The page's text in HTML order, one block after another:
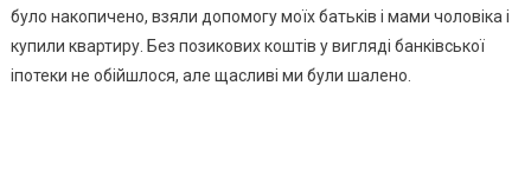
було накопичено, взяли допомогу моїх батьків і мами чоловіка і
купили квартиру. Без позикових коштів у вигляді банківської
іпотеки не обійшлося, але щасливі ми були шалено.